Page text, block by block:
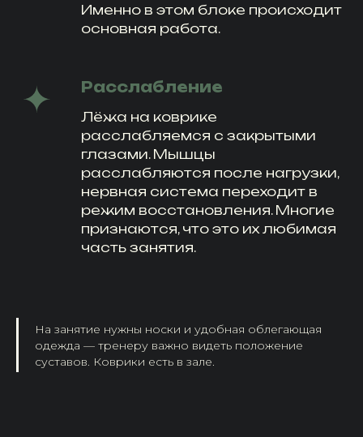
Именно в этом блоке происходит
основная работа.
Расслабление
Лёжа на коврике
расслабляемся с закрытыми
глазами. Мышцы
расслабляются после нагрузки,
нервная система переходит в
режим восстановления. Многие
признаются, что это их любимая
часть занятия.
На занятие нужны носки и удобная облегающая
одежда — тренеру важно видеть положение
суставов. Коврики есть в зале.